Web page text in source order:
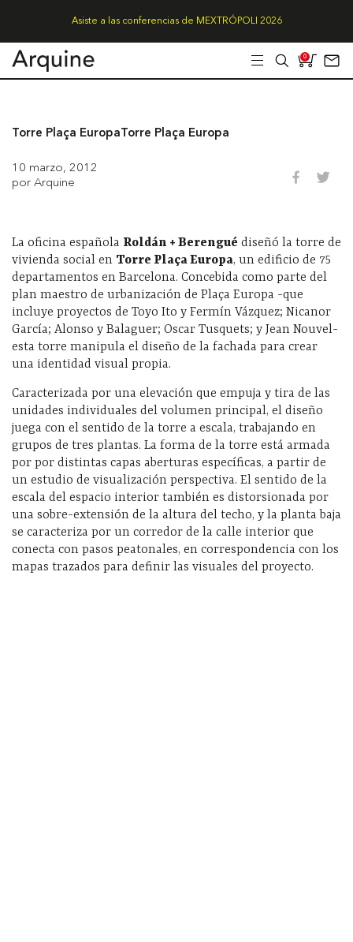
Asiste a las conferencias de MEXTRÓPOLI 2026
0
Torre Plaça Europa Torre Plaça Europa
10 marzo, 2012
por Arquine
La oficina española Roldán + Berengué diseñó la torre de
vivienda social en Torre Plaça Europa, un edificio de 75
departamentos en Barcelona. Concebida como parte del
plan maestro de urbanización de Plaça Europa -que
incluye proyectos de Toyo Ito y Fermín Vázquez; Nicanor
García; Alonso y Balaguer; Oscar Tusquets; y Jean Nouvel-
esta torre manipula el diseño de la fachada para crear
una identidad visual propia.
Caracterizada por una elevación que empuja y tira de las
unidades individuales del volumen principal, el diseño
juega con el sentido de la torre a escala, trabajando en
grupos de tres plantas. La forma de la torre está armada
por por distintas capas aberturas específicas, a partir de
un estudio de visualización perspectiva. El sentido de la
escala del espacio interior también es distorsionada por
una sobre-extensión de la altura del techo, y la planta baja
se caracteriza por un corredor de la calle interior que
conecta con pasos peatonales, en correspondencia con los
mapas trazados para definir las visuales del proyecto.